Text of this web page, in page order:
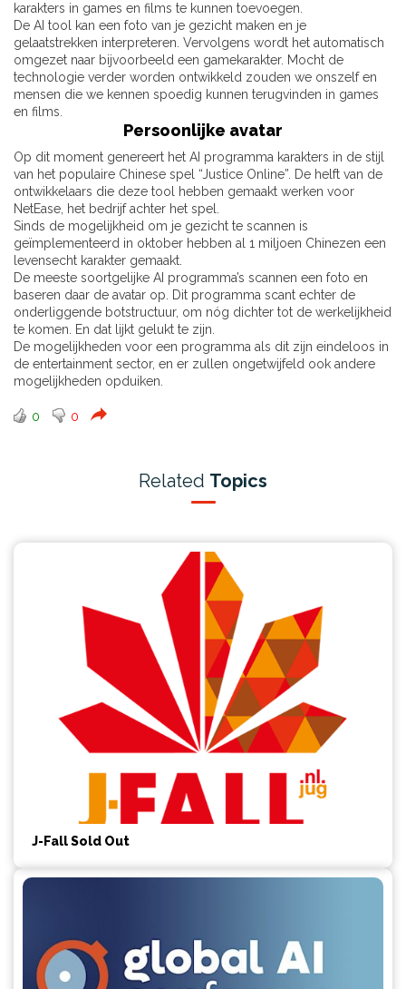
karakters in games en films te kunnen toevoegen.
De AI tool kan een foto van je gezicht maken en je
gelaatstrekken interpreteren. Vervolgens wordt het automatisch
omgezet naar bijvoorbeeld een gamekarakter. Mocht de
technologie verder worden ontwikkeld zouden we onszelf en
mensen die we kennen spoedig kunnen terugvinden in games
en films.
Persoonlijke avatar
Op dit moment genereert het AI programma karakters in de stijl
van het populaire Chinese spel “Justice Online”. De helft van de
ontwikkelaars die deze tool hebben gemaakt werken voor
NetEase, het bedrijf achter het spel.
Sinds de mogelijkheid om je gezicht te scannen is
geïmplementeerd in oktober hebben al 1 miljoen Chinezen een
levensecht karakter gemaakt.
De meeste soortgelijke AI programma’s scannen een foto en
baseren daar de avatar op. Dit programma scant echter de
onderliggende botstructuur, om nóg dichter tot de werkelijkheid
te komen. En dat lijkt gelukt te zijn.
De mogelijkheden voor een programma als dit zijn eindeloos in
de entertainment sector, en er zullen ongetwijfeld ook andere
mogelijkheden opduiken.
0 0
Related Topics
J-Fall Sold Out